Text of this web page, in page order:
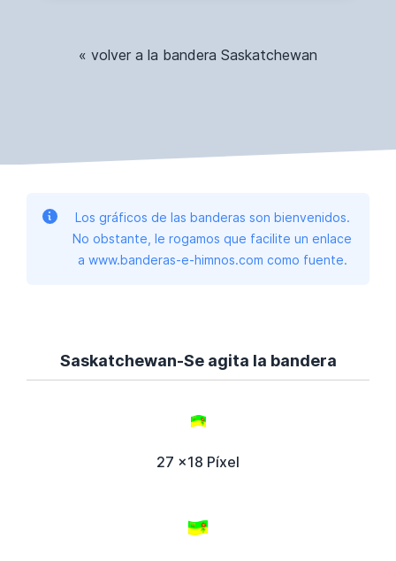
« volver a la bandera Saskatchewan
Los gráficos de las banderas son bienvenidos.
No obstante, le rogamos que facilite un enlace
a www.banderas-e-himnos.com como fuente.
Saskatchewan-Se agita la bandera
27 x18 Píxel